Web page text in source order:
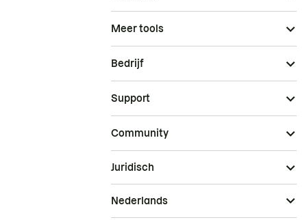
Meer tools
Bedrijf
Support
Community
Juridisch
Nederlands